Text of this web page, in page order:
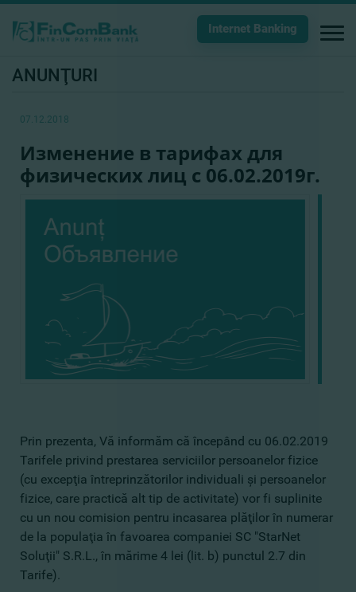
Internet Banking
ANUNŢURI
07.12.2018
Изменение в тарифах для
физических лиц с 06.02.2019г.
Prin prezenta, Vă informăm că începând cu 06.02.2019
Tarifele privind prestarea serviciilor persoanelor fizice
(cu excepţia întreprinzătorilor individuali şi persoanelor
fizice, care practică alt tip de activitate) vor fi suplinite
cu un nou comision pentru incasarea plăţilor în numerar
de la populaţia în favoarea companiei SC "StarNet
Soluţii" S.R.L., în mărime 4 lei (lit. b) punctul 2.7 din
Tarife).